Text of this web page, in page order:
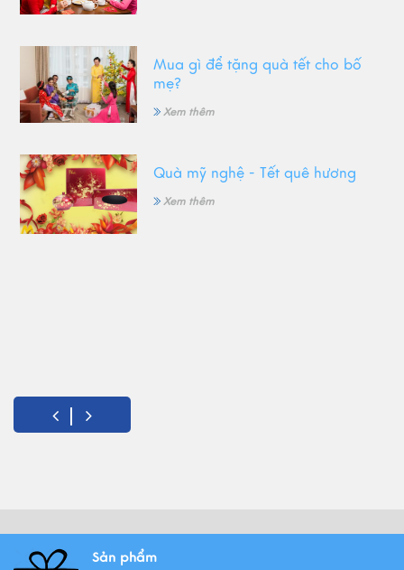
Mua gì để tặng quà tết cho bố
mẹ?
Xem thêm
Quà mỹ nghệ - Tết quê hương
Xem thêm
Sản phẩm